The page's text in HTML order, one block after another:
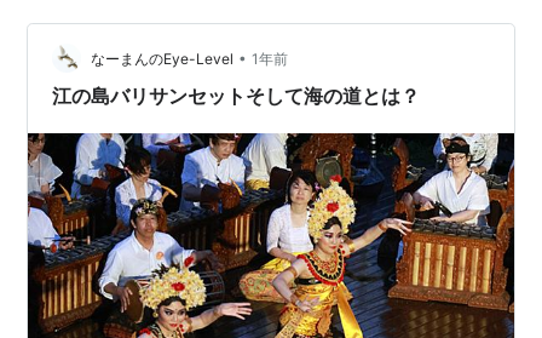
なーまんのEye-Level • 1年前
江の島バリサンセットそして海の道とは？